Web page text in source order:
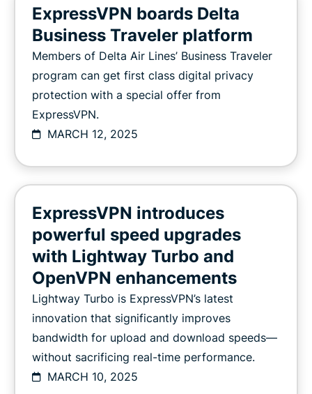
ExpressVPN boards Delta
Business Traveler platform
Members of Delta Air Lines’ Business Traveler
program can get first class digital privacy
protection with a special offer from
ExpressVPN.
MARCH 12, 2025
ExpressVPN introduces
powerful speed upgrades
with Lightway Turbo and
OpenVPN enhancements
Lightway Turbo is ExpressVPN’s latest
innovation that significantly improves
bandwidth for upload and download speeds—
without sacrificing real-time performance.
MARCH 10, 2025